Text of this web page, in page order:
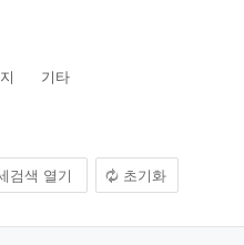
기타
검색 열기 초기화